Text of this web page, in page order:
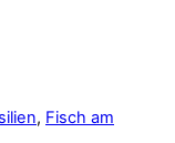
, Fisch am